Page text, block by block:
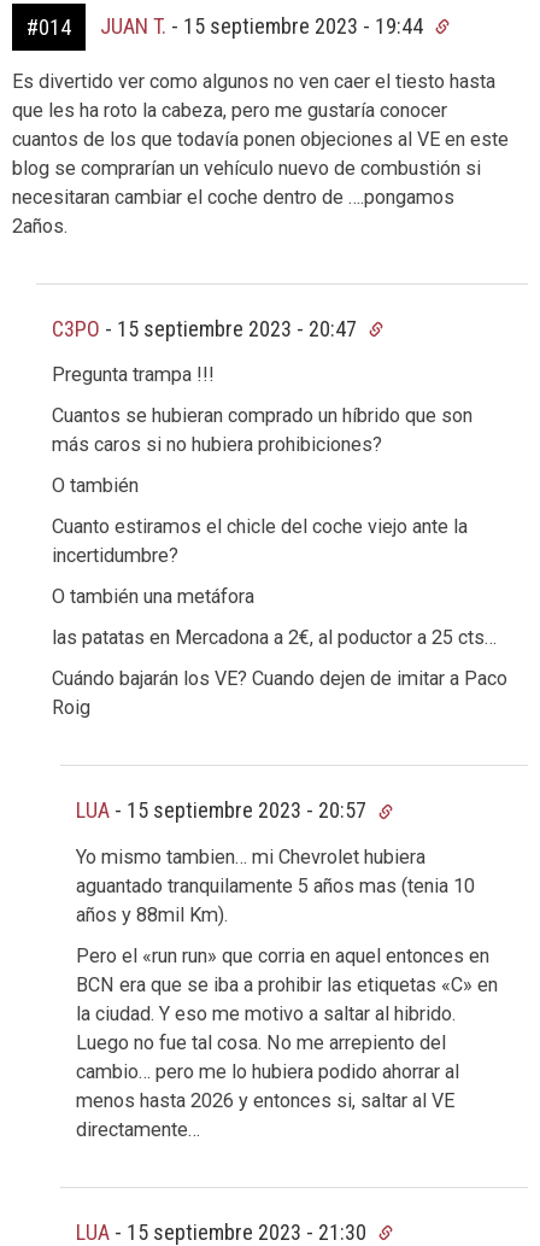
#014 JUAN T. - 15 septiembre 2023 - 19:44
Es divertido ver como algunos no ven caer el tiesto hasta
que les ha roto la cabeza, pero me gustaría conocer
cuantos de los que todavía ponen objeciones al VE en este
blog se comprarían un vehículo nuevo de combustión si
necesitaran cambiar el coche dentro de ….pongamos
2años.
C3PO - 15 septiembre 2023 - 20:47
Pregunta trampa !!!
Cuantos se hubieran comprado un híbrido que son
más caros si no hubiera prohibiciones?
O también
Cuanto estiramos el chicle del coche viejo ante la
incertidumbre?
O también una metáfora
las patatas en Mercadona a 2€, al poductor a 25 cts…
Cuándo bajarán los VE? Cuando dejen de imitar a Paco
Roig
LUA - 15 septiembre 2023 - 20:57
Yo mismo tambien… mi Chevrolet hubiera
aguantado tranquilamente 5 años mas (tenia 10
años y 88mil Km).
Pero el «run run» que corria en aquel entonces en
BCN era que se iba a prohibir las etiquetas «C» en
la ciudad. Y eso me motivo a saltar al hibrido.
Luego no fue tal cosa. No me arrepiento del
cambio… pero me lo hubiera podido ahorrar al
menos hasta 2026 y entonces si, saltar al VE
directamente…
LUA - 15 septiembre 2023 - 21:30